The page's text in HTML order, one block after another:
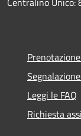
Leggi le FAQ
Richiesta